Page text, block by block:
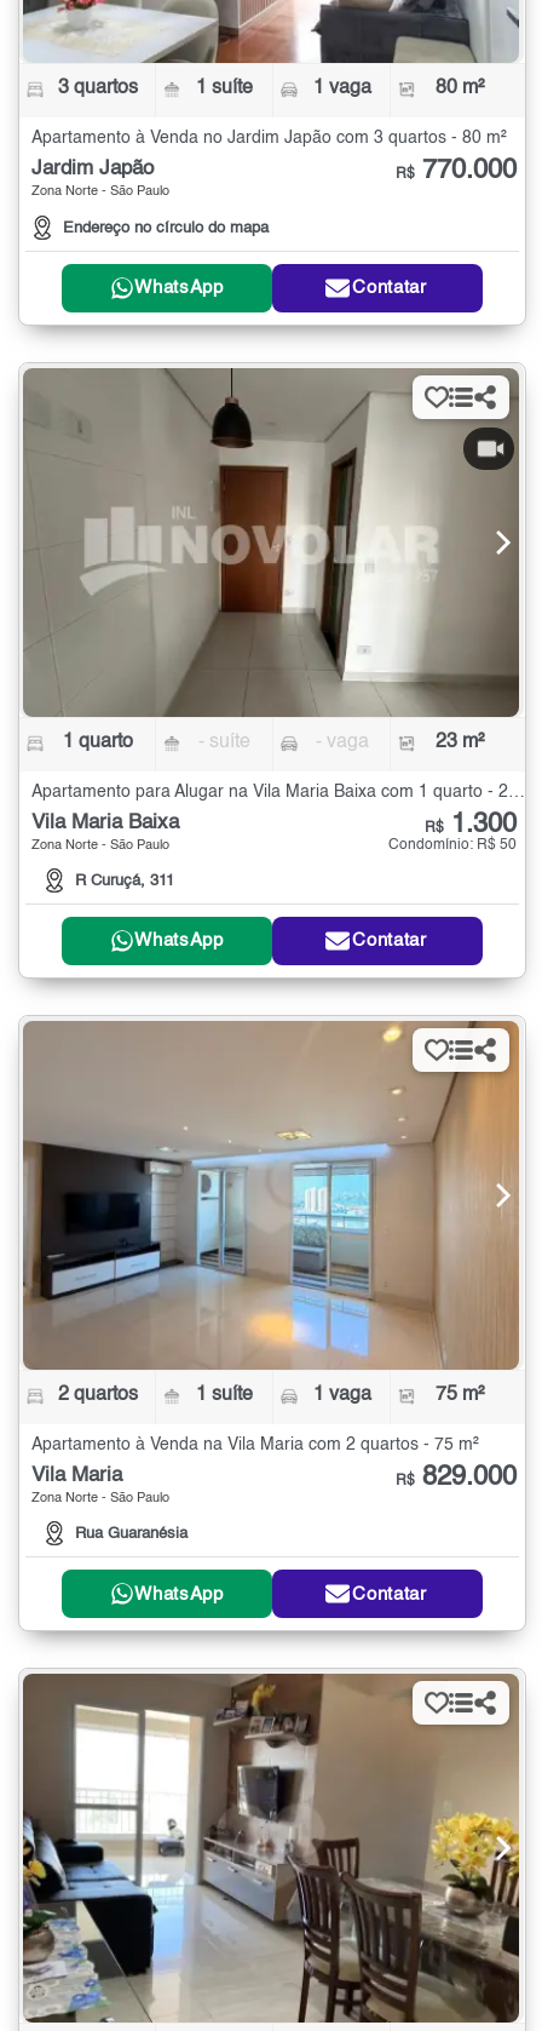
3 quartos 1 suíte 1 vaga 80 m²
Apartamento à Venda no Jardim Japão com 3 quartos - 80 m²
Jardim Japão
Zona Norte - São Paulo
Endereço no círculo do mapa
R$ 770.000
WhatsApp Contatar
1 quarto - suíte - vaga 23 m²
Vila Maria Baixa
Zona Norte - São Paulo
R Curuçá, 311
R$ 1.300
Condomínio: R$ 50
WhatsApp Contatar
2 quartos 1 suíte 1 vaga 75 m²
Apartamento à Venda na Vila Maria com 2 quartos - 75 m²
Vila Maria
Zona Norte - São Paulo
Rua Guaranésia
R$ 829.000
WhatsApp Contatar